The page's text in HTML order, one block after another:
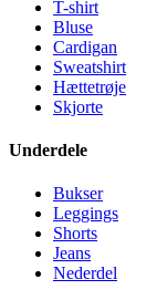
T-shirt
Bluse
Cardigan
Sweatshirt
Hættetrøje
Skjorte
Underdele
Bukser
Leggings
Shorts
Jeans
Nederdel